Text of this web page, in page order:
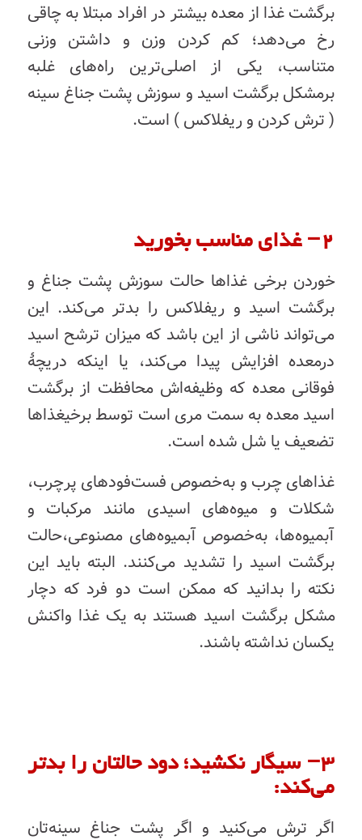
برگشتغذا از معده بیشتر در افراد مبتلابه چاقی
رخ می‌دهد؛ کم ‌کردن وزن و داشتن وزنی
متناسب،
یکی از اصلی‌ترین راه‌های
غلبه
برمشکلبرگشت اسید و سوزش پشتجناغ سینه
( ترش کردن و ریفلاکس ) است.
۲–غذای مناسب بخورید
خوردن برخی غذاها حالت سوزش پشت جناغ و
برگشت اسید و ریفلاکس را بدتر می‌کند. این
می‌تواند ناشی از این باشد که میزان ترشح اسید
درمعده افزایش پیدا می‌کند، یا اینکه دریچۀ
فوقانی معده که وظیفه‌اش محافظت از برگشت
اسیدمعده به سمت مری است توسط برخیغذاها
تضعیف یا شل شده است.
غذاهایچرب و به‌خصوص فست‌فودهای پرچرب،
شکلات و میوه‌های اسیدی مانند مرکبات و
آبمیوه‌ها، به‌خصوص آبمیوه‌های مصنوعی،حالت
برگشت اسید را تشدید می‌کنند. البته باید این
نکته را بدانید که ممکن است دو فرد که دچار
مشکل برگشت اسید هستند به یک غذا واکنش
یکساننداشتهباشند.
۳–سیگار نکشید؛ دود حالتان را بدتر
می‌کند:
اگر ترش می‌کنید و اگر پشت جناغ سینه‌تان